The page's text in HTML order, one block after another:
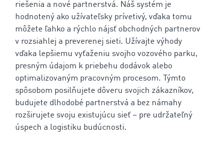
riešenia a nové partnerstvá. Náš systém je
hodnotený ako užívateľsky prívetivý, vďaka tomu
môžete ľahko a rýchlo nájsť obchodných partnerov
v rozsiahlej a preverenej sieti. Užívajte výhody
vďaka lepšiemu vyťaženiu svojho vozového parku,
presným údajom k priebehu dodávok alebo
optimalizovaným pracovným procesom. Týmto
spôsobom posilňujete dôveru svojich zákazníkov,
budujete dlhodobé partnerstvá a bez námahy
rozširujete svoju existujúcu sieť – pre udržateľný
úspech a logistiku budúcnosti.